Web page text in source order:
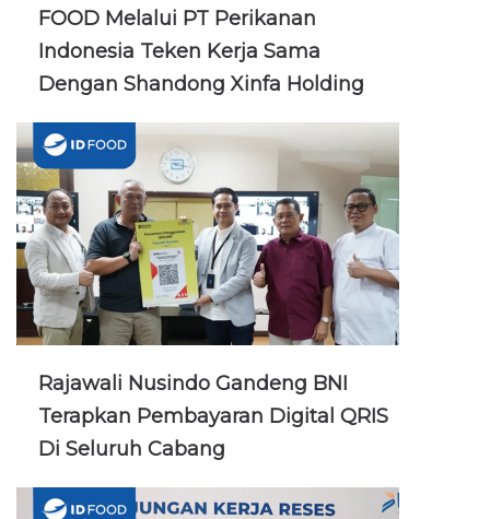
FOOD Melalui PT Perikanan
Indonesia Teken Kerja Sama
Dengan Shandong Xinfa Holding
Rajawali Nusindo Gandeng BNI
Terapkan Pembayaran Digital QRIS
Di Seluruh Cabang